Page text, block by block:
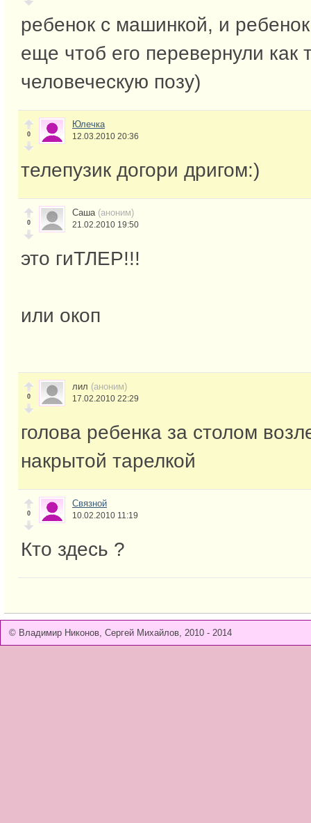
ребенок с машинкой, и
еще чтоб его перевернули как
человеческую позу)
0
Юлечка
12.03.2010 20:36
телепузик догори дригом:)
0
Саша (аноним)
21.02.2010 19:50
это гиТЛЕР!!!
или окоп
0
лил (аноним)
17.02.2010 22:29
голова ребенка за столом
накрытой тарелкой
0
Связной
10.02.2010 11:19
Кто здесь ?
© Владимир Никонов, Сергей Михайлов, 2010 - 2014